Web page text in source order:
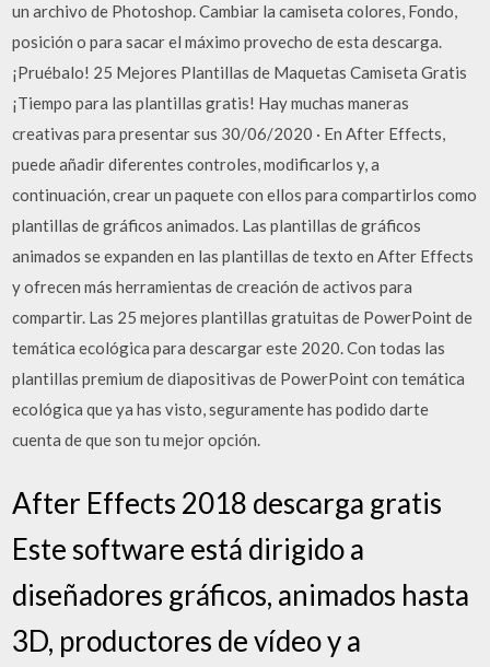
un archivo de Photoshop. Cambiar la camiseta colores, Fondo,
posición o para sacar el máximo provecho de esta descarga.
¡Pruébalo! 25 Mejores Plantillas de Maquetas Camiseta Gratis
¡Tiempo para las plantillas gratis! Hay muchas maneras
creativas para presentar sus 30/06/2020 · En After Effects,
puede añadir diferentes controles, modificarlos y, a
continuación, crear un paquete con ellos para compartirlos como
plantillas de gráficos animados. Las plantillas de gráficos
animados se expanden en las plantillas de texto en After Effects
y ofrecen más herramientas de creación de activos para
compartir. Las 25 mejores plantillas gratuitas de PowerPoint de
temática ecológica para descargar este 2020. Con todas las
plantillas premium de diapositivas de PowerPoint con temática
ecológica que ya has visto, seguramente has podido darte
cuenta de que son tu mejor opción.
After Effects 2018 descarga gratis
Este software está dirigido a
diseñadores gráficos, animados hasta
3D, productores de vídeo y a